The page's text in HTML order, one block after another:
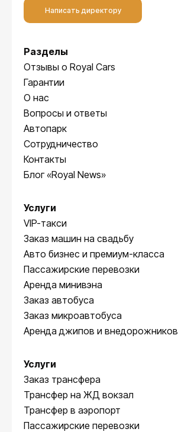
Написать директору
Разделы
Отзывы о Royal Cars
Гарантии
О нас
Вопросы и ответы
Автопарк
Сотрудничество
Контакты
Блог «Royal News»
Услуги
VIP-такси
Заказ машин на свадьбу
Авто бизнес и премиум-класса
Пассажирские перевозки
Аренда минивэна
Заказ автобуса
Заказ микроавтобуса
Аренда джипов и внедорожников
Услуги
Заказ трансфера
Трансфер на ЖД вокзал
Трансфер в аэропорт
Пассажирские перевозки